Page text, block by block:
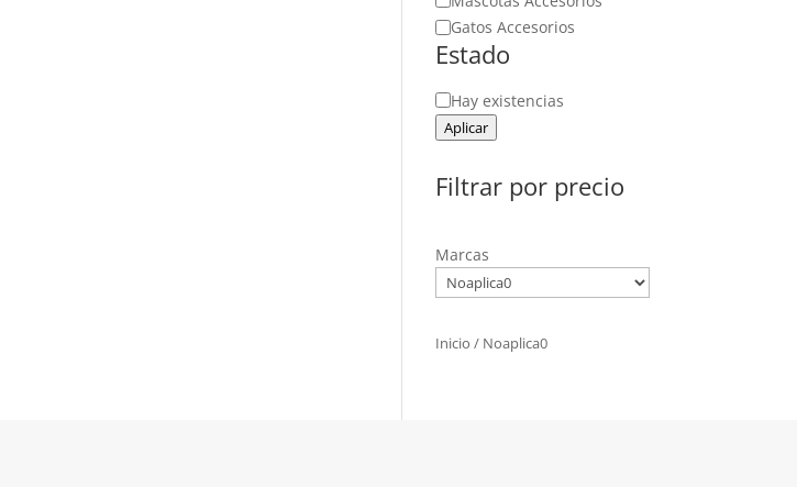
Gatos Accesorios
Estado
Estado
Hay existencias
Aplicar
Filtrar por precio
Marcas
Inicio / Noaplica0